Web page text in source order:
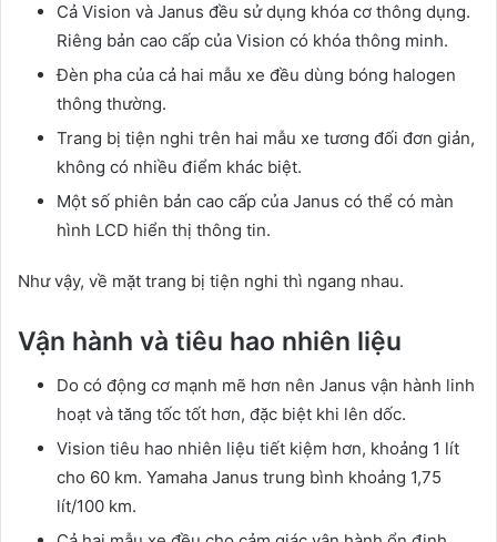
Cả Vision và Janus đều sử dụng khóa cơ thông dụng.
Riêng bản cao cấp của Vision có khóa thông minh.
Đèn pha của cả hai mẫu xe đều dùng bóng halogen
thông thường.
Trang bị tiện nghi trên hai mẫu xe tương đối đơn giản,
không có nhiều điểm khác biệt.
Một số phiên bản cao cấp của Janus có thể có màn
hình LCD hiển thị thông tin.
Như vậy, về mặt trang bị tiện nghi thì ngang nhau.
Vận hành và tiêu hao nhiên liệu
Do có động cơ mạnh mẽ hơn nên Janus vận hành linh
hoạt và tăng tốc tốt hơn, đặc biệt khi lên dốc.
Vision tiêu hao nhiên liệu tiết kiệm hơn, khoảng 1 lít
cho 60 km. Yamaha Janus trung bình khoảng 1,75
lít/100 km.